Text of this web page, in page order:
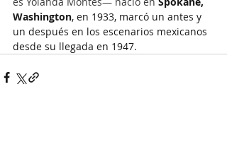
Washington, en 1933, marcó un antes y
un después en los escenarios mexicanos
desde su llegada en 1947.